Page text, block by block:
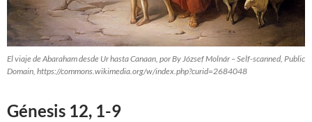
El viaje de Abaraham desde Ur hasta Canaan, por By József Molnár – Self-scanned, Public
Domain, https://commons.wikimedia.org/w/index.php?curid=2684048
Génesis 12, 1-9